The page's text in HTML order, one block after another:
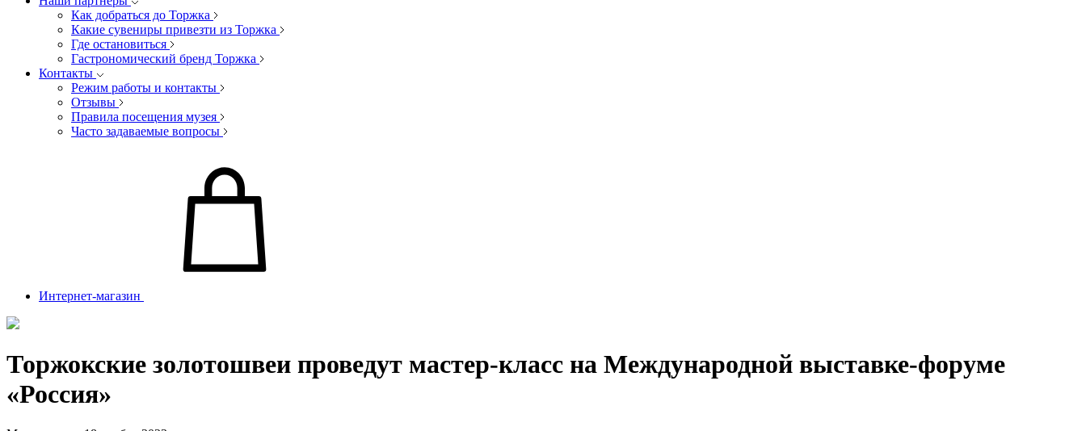
Как добраться до Торжка
Какие сувениры привезти из Торжка
Где остановиться
Гастрономический бренд Торжка
Контакты
Режим работы и контакты
Отзывы
Правила посещения музея
Часто задаваемые вопросы
Интернет-магазин
Торжокские золотошвеи проведут мастер-класс на Международной выставке-форуме
«Россия»